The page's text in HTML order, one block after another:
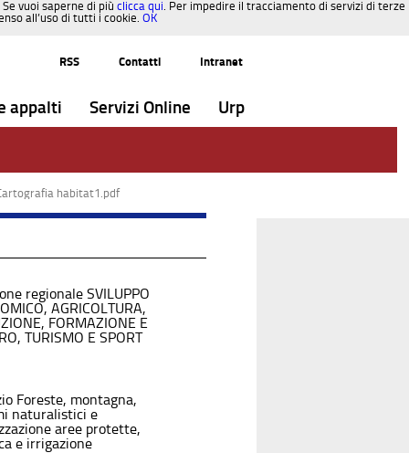
vuoi saperne di più clicca qui. Per impedire il tracciamento di servizi di terze
all’uso di tutti i cookie. OK
RSS Contatti Intranet
appalti Servizi Online Urp
habitat1.pdf
regionale SVILUPPO
AGRICOLTURA,
FORMAZIONE E
TURISMO E SPORT
Foreste, montagna,
naturalistici e
aree protette,
e irrigazione